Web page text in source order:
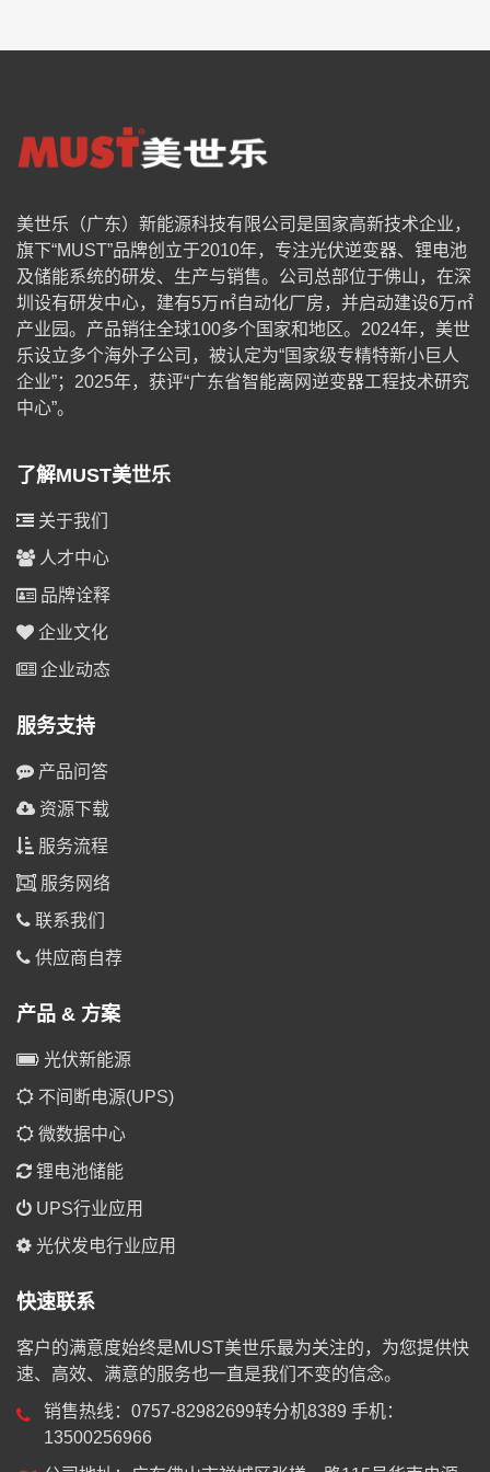
美世乐（广东）新能源科技有限公司是国家高新技术企业，
旗下“MUST”品牌创立于2010年，专注光伏逆变器、锂电池
及储能系统的研发、生产与销售。公司总部位于佛山，在深
圳设有研发中心，建有5万㎡自动化厂房，并启动建设6万㎡
产业园。产品销往全球100多个国家和地区。2024年，美世
乐设立多个海外子公司，被认定为“国家级专精特新小巨人
企业”；2025年，获评“广东省智能离网逆变器工程技术研究
中心”。
了解MUST美世乐
关于我们
人才中心
品牌诠释
企业文化
企业动态
服务支持
产品问答
资源下载
服务流程
服务网络
联系我们
供应商自荐
产品 & 方案
光伏新能源
不间断电源(UPS)
微数据中心
锂电池储能
UPS行业应用
光伏发电行业应用
快速联系
客户的满意度始终是MUST美世乐最为关注的，为您提供快
速、高效、满意的服务也一直是我们不变的信念。
销售热线：0757-82982699转分机8389 手机：
13500256966